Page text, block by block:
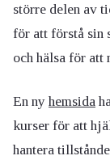
större delen av
för att förstå sin
och hälsa för
En ny hemsida
kurser för att
hantera